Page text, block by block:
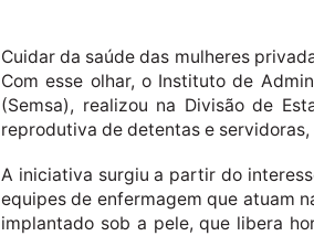
Cuidar da saúde das mulheres
Com esse olhar, o Instituto de
(Semsa), realizou na Divisão de
reprodutiva de detentas e
A iniciativa surgiu a partir do
equipes de enfermagem que atuam
implantado sob a pele, que libera